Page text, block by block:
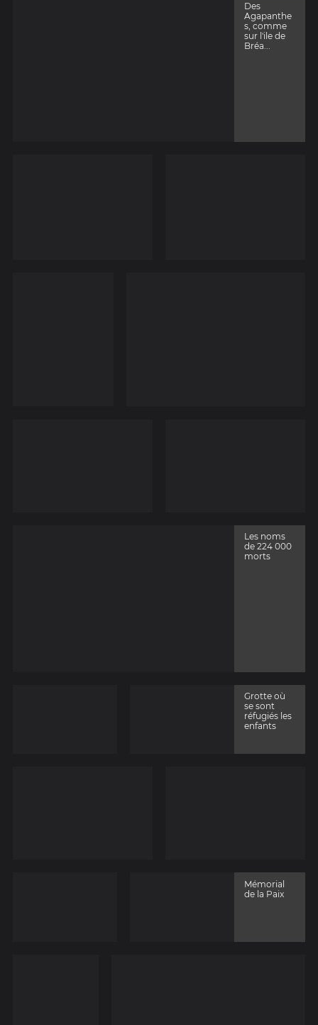
Des
Agapanthe
s, comme
sur l'ile de
Bréa...
Les noms
de 224 000
morts
Grotte où
se sont
réfugiés les
enfants
Mémorial
de la Paix